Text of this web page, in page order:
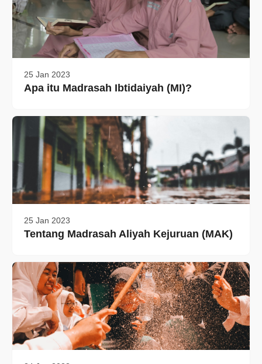
25 Jan 2023
Apa itu Madrasah Ibtidaiyah (MI)?
25 Jan 2023
Tentang Madrasah Aliyah Kejuruan (MAK)